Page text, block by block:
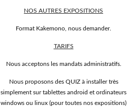
NOS AUTRES EXPOSITIONS
Format Kakemono, nous demander.
TARIFS
Nous acceptons les mandats administratifs.
Nous proposons des QUIZ à installer très
simplement sur tablettes android et ordinateurs
windows ou linux (pour toutes nos expositions)